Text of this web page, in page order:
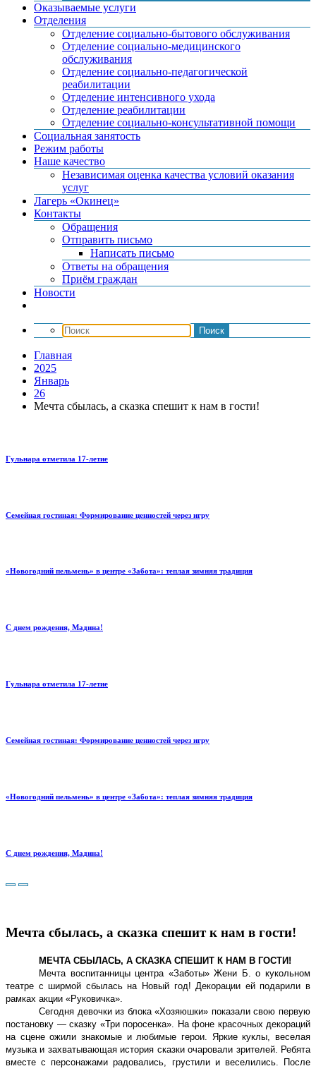
Оказываемые услуги
Отделения
Отделение социально-бытового обслуживания
Отделение социально-медицинского
обслуживания
Отделение социально-педагогической
реабилитации
Отделение интенсивного ухода
Отделение реабилитации
Отделение социально-консультативной помощи
Социальная занятость
Режим работы
Наше качество
Независимая оценка качества условий оказания
услуг
Лагерь «Окинец»
Контакты
Обращения
Отправить письмо
Написать письмо
Ответы на обращения
Приём граждан
Новости
Главная
2025
Январь
26
Мечта сбылась, а сказка спешит к нам в гости!
Гульнара отметила 17‑летие
Семейная гостиная: Формирование ценностей через игру
«Новогодний пельмень» в центре «Забота»: теплая зимняя традиция
С днем рождения, Мадина!
Гульнара отметила 17‑летие
Семейная гостиная: Формирование ценностей через игру
«Новогодний пельмень» в центре «Забота»: теплая зимняя традиция
С днем рождения, Мадина!
Мечта сбылась, а сказка спешит к нам в гости!
МЕЧТА СБЫЛАСЬ, А СКАЗКА СПЕШИТ К НАМ В ГОСТИ!
Мечта воспитанницы центра «Заботы» Жени Б. о кукольном
театре с ширмой сбылась на Новый год! Декорации ей подарили в
рамках акции «Руковичка».
Сегодня девочки из блока «Хозяюшки» показали свою первую
постановку — сказку «Три поросенка». На фоне красочных декораций
на сцене ожили знакомые и любимые герои. Яркие куклы, веселая
музыка и захватывающая история сказки очаровали зрителей. Ребята
вместе с персонажами радовались, грустили и веселились. После